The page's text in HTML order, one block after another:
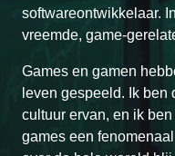
softwareontwikkelaar.
vreemde, game-
Games en gamen
leven gespeeld. Ik
cultuur ervan, en ik
games een